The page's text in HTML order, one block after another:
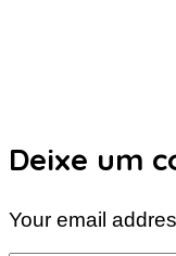
Deixe um
Your email